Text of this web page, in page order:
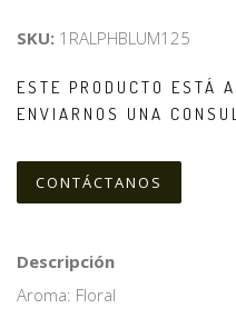
SKU: 1RALPHBLUM125
ESTE PRODUCTO ESTÁ
ENVIARNOS UNA
CONTÁCTANOS
Descripción
Aroma: Floral